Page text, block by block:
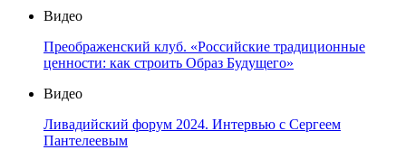
Видео
Преображенский клуб. «Российские традиционные
ценности: как строить Образ Будущего»
Видео
Ливадийский форум 2024. Интервью с Сергеем
Пантелеевым